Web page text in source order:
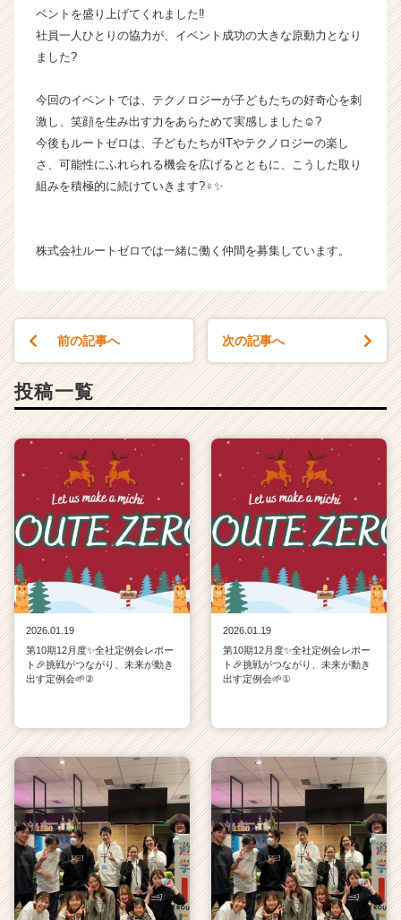
ャ
リ
ア
e
e
C
r
r）
ベントを盛り上げてくれました‼️
社員一人ひとりの協力が、イベント成功の大きな原動力となり
ました?
今回のイベントでは、テクノロジーが子どもたちの好奇心を刺
激し、笑顔を生み出す力をあらためて実感しました☺️?
今後もルートゼロは、子どもたちがITやテクノロジーの楽し
さ、可能性にふれられる機会を広げるとともに、こうした取り
組みを積極的に続けていきます?‍♀️✨
株式会社ルートゼロでは一緒に働く仲間を募集しています。
前の記事へ 次の記事へ
投稿一覧
2026.01.19
第10期12月度✨全社定例会レポー
ト🎉挑戦がつながり、未来が動き
出す定例会🌱②
2026.01.19
第10期12月度✨全社定例会レポー
ト🎉挑戦がつながり、未来が動き
出す定例会🌱①